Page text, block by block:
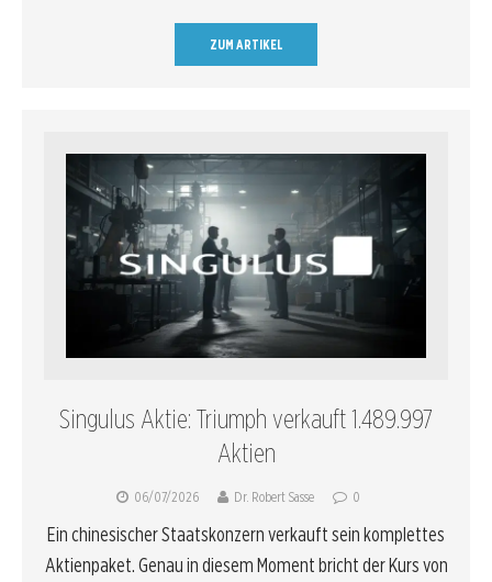
ZUM ARTIKEL
Singulus Aktie: Triumph verkauft 1.489.997
Aktien
06/07/2026 Dr. Robert Sasse 0
Ein chinesischer Staatskonzern verkauft sein komplettes
Aktienpaket. Genau in diesem Moment bricht der Kurs von